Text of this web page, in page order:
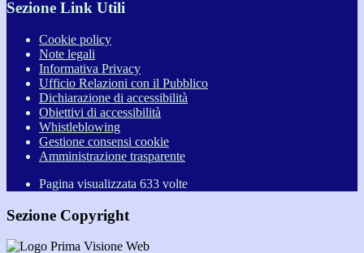
Sezione Link Utili
Cookie policy
Note legali
Informativa Privacy
Ufficio Relazioni con il Pubblico
Dichiarazione di accessibilità
Obiettivi di accessibilità
Whistleblowing
Gestione consensi cookie
Amministrazione trasparente
Pagina visualizzata 633 volte
Sezione Copyright